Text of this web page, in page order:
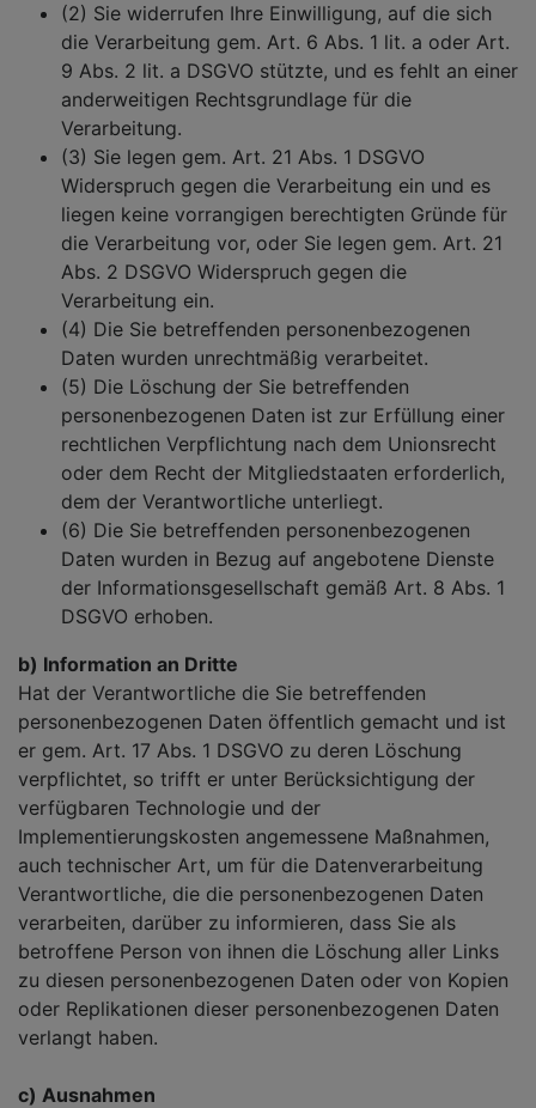
(2) Sie widerrufen Ihre Einwilligung, auf die sich
die Verarbeitung gem. Art. 6 Abs. 1 lit. a oder Art.
9 Abs. 2 lit. a DSGVO stützte, und es fehlt an einer
anderweitigen Rechtsgrundlage für die
Verarbeitung.
(3) Sie legen gem. Art. 21 Abs. 1 DSGVO
Widerspruch gegen die Verarbeitung ein und es
liegen keine vorrangigen berechtigten Gründe für
die Verarbeitung vor, oder Sie legen gem. Art. 21
Abs. 2 DSGVO Widerspruch gegen die
Verarbeitung ein.
(4) Die Sie betreffenden personenbezogenen
Daten wurden unrechtmäßig verarbeitet.
(5) Die Löschung der Sie betreffenden
personenbezogenen Daten ist zur Erfüllung einer
rechtlichen Verpflichtung nach dem Unionsrecht
oder dem Recht der Mitgliedstaaten erforderlich,
dem der Verantwortliche unterliegt.
(6) Die Sie betreffenden personenbezogenen
Daten wurden in Bezug auf angebotene Dienste
der Informationsgesellschaft gemäß Art. 8 Abs. 1
DSGVO erhoben.
b) Information an Dritte
Hat der Verantwortliche die Sie betreffenden
personenbezogenen Daten öffentlich gemacht und ist
er gem. Art. 17 Abs. 1 DSGVO zu deren Löschung
verpflichtet, so trifft er unter Berücksichtigung der
verfügbaren Technologie und der
Implementierungskosten angemessene Maßnahmen,
auch technischer Art, um für die Datenverarbeitung
Verantwortliche, die die personenbezogenen Daten
verarbeiten, darüber zu informieren, dass Sie als
betroffene Person von ihnen die Löschung aller Links
zu diesen personenbezogenen Daten oder von Kopien
oder Replikationen dieser personenbezogenen Daten
verlangt haben.
c) Ausnahmen